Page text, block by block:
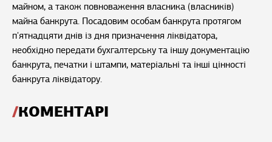
майном, а також повноваження власника (власників)
майна банкрута. Посадовим особам банкрута протягом
п'ятнадцяти днів із дня призначення ліквідатора,
необхідно передати бухгалтерську та іншу документацію
банкрута, печатки і штампи, матеріальні та інші цінності
банкрута ліквідатору.
КОМЕНТАРІ